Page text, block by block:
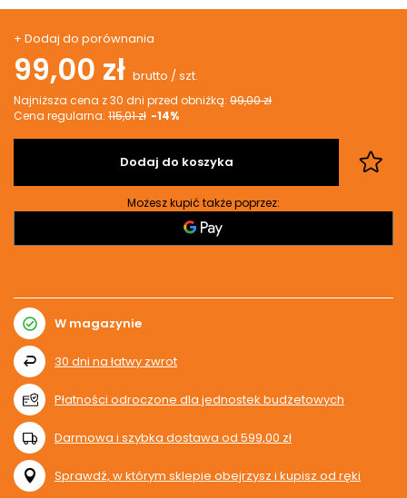
+ Dodaj do porównania
99,00 zł brutto /szt.
Najniższa cena z 30 dni przed obniżką: 99,00 zł
Cena regularna: 115,01 zł -14%
Dodaj do koszyka
Możesz kupić także poprzez:
W magazynie
30 dni na łatwy zwrot
Płatności odroczone dla jednostek budżetowych
Darmowa i szybka dostawa od 599,00 zł
Sprawdź, w którym sklepie obejrzysz i kupisz od ręki